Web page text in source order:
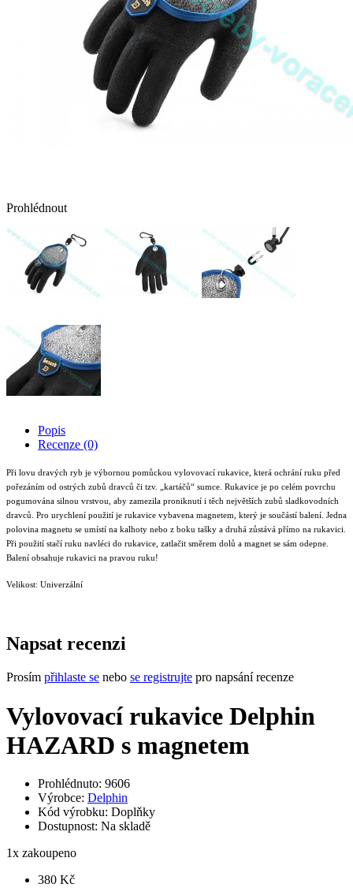
Prohlédnout
Popis
Recenze (0)
Při lovu dravých ryb je výbornou pomůckou vylovovací rukavice, která ochrání ruku před
pořezáním od ostrých zubů dravců či tzv. „kartáčů“ sumce. Rukavice je po celém povrchu
pogumována silnou vrstvou, aby zamezila proniknutí i těch největších zubů sladkovodních
dravců. Pro urychlení použití je rukavice vybavena magnetem, který je součástí balení. Jedna
polovina magnetu se umístí na kalhoty nebo z boku tašky a druhá zůstává přímo na rukavici.
Při použití stačí ruku navléci do rukavice, zatlačit směrem dolů a magnet se sám odepne.
Balení obsahuje rukavici na pravou ruku!
Velikost: Univerzální
Napsat recenzi
Prosím přihlaste se nebo se registrujte pro napsání recenze
Vylovovací rukavice Delphin
HAZARD s magnetem
Prohlédnuto: 9606
Výrobce: Delphin
Kód výrobku: Doplňky
Dostupnost: Na skladě
1x zakoupeno
380 Kč